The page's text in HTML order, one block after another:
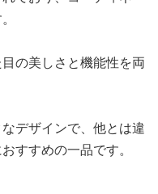
の美しさと機能性を両
デザインで、他とは違
すすめの一品です。